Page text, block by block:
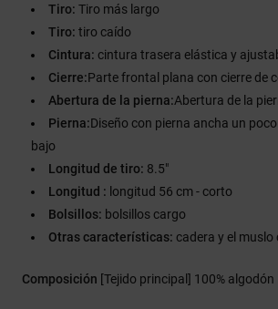
Tiro: Tiro más largo
Tiro: tiro caído
Cintura: cintura trasera elástica y
Cierre:Parte frontal plana con cierre de
Abertura de la pierna:Abertura de la
Pierna:Diseño con pierna ancha un
bajo
Longitud de tiro: 8.5"
Longitud : longitud 56 cm - corto
Bolsillos: bolsillos cargo
Otras características: cadera y el
Composición [Tejido principal] 100% algodón